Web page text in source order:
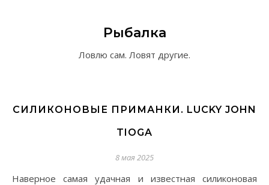
Рыбалка
Ловлю сам. Ловят другие.
СИЛИКОНОВЫЕ ПРИМАНКИ. LUCKY JOHN
TIOGA
8 мая 2025
Наверное самая удачная и известная силиконовая